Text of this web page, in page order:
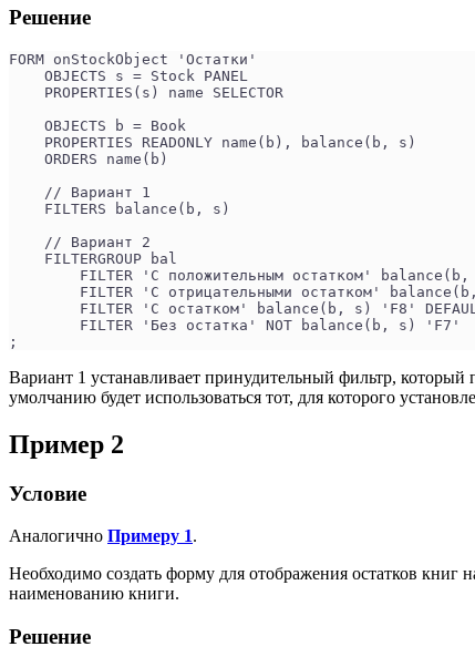
Решение
FORM onStockObject 'Остатки'
    OBJECTS s = Stock PANEL
    PROPERTIES(s) name SELECTOR
    OBJECTS b = Book
    PROPERTIES READONLY name(b), balance(b, s)
    ORDERS name(b)
    // Вариант 1
    FILTERS balance(b, s)
    // Вариант 2
    FILTERGROUP bal
FILTER 'С положительным остатком' balance(b,
FILTER 'С отрицательными остатком'
FILTER 'С остатком' balance(b, s) 'F8'
        FILTER 'Без остатка' NOT balance(b, s) 'F7'
;
Вариант 1 устанавливает принудительный фильтр,
умолчанию будет использоваться тот, для которого
Пример 2
Условие
Аналогично Примеру 1.
Необходимо создать форму для отображения остатков книг
наименованию книги.
Решение